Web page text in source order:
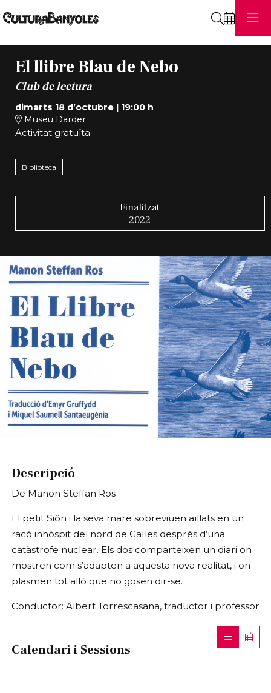
El llibre Blau de Nebo
Club de lectura
dimarts 18 d’octubre| 19:00 h
Museu Darder
Activitat gratuïta
Biblioteca
Finalitzat
2022
Descripció
De Manon Steffan Ros
El petit Siôn i la seva mare sobreviuen aïllats en un
racó inhòspit del nord de Gal·les després d’una
catàstrofe nuclear. Els dos comparteixen un diari on
mostren com s’adapten a aquesta nova realitat, i on
plasmen tot allò que no gosen dir-se.
Conductor: Albert Torrescasana, traductor i professor
Calendari i Sessions